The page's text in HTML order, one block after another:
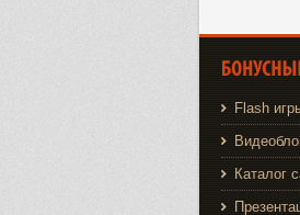
Flash
Каталог